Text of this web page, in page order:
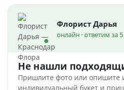
Флорист Дарья
онлайн · ответим за
Не нашли
Пришлите фото или опишите
индивидуальный букет и